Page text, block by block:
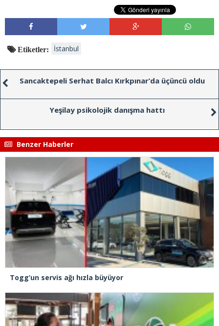
Etiketler: İstanbul
Sancaktepeli Serhat Balcı Kırkpınar’da üçüncü oldu
Yeşilay psikolojik danışma hattı
Benzer Haberler
Togg’un servis ağı hızla büyüyor